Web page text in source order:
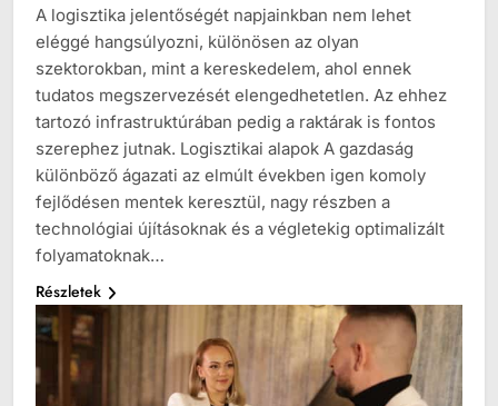
A logisztika jelentőségét napjainkban nem lehet
eléggé hangsúlyozni, különösen az olyan
szektorokban, mint a kereskedelem, ahol ennek
tudatos megszervezését elengedhetetlen. Az ehhez
tartozó infrastruktúrában pedig a raktárak is fontos
szerephez jutnak. Logisztikai alapok A gazdaság
különböző ágazati az elmúlt években igen komoly
fejlődésen mentek keresztül, nagy részben a
technológiai újításoknak és a végletekig optimalizált
folyamatoknak…
Részletek